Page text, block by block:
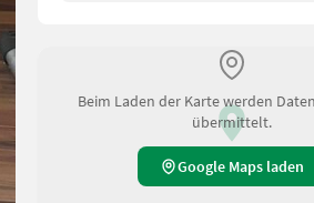
Beim Laden der Karte werden
übermittelt.
Google Maps laden